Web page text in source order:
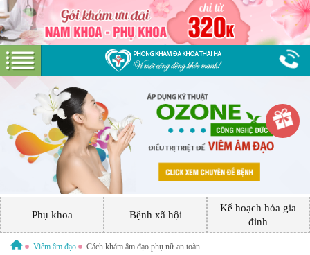
Hotline:0379 544 317 Miễn phí tư vấn
GIỚI THIỆU
GIỚI THIỆU VỀ PHÒNG KHÁM
CƠ SỞ VẬT CHẤT
GÓI DỊCH VỤ
PHỤ KHOA
Phụ khoa Bệnh xã hội
Kế hoạch hóa gia
đình
Viêm âm đạo Cách khám âm đạo phụ nữ an toàn